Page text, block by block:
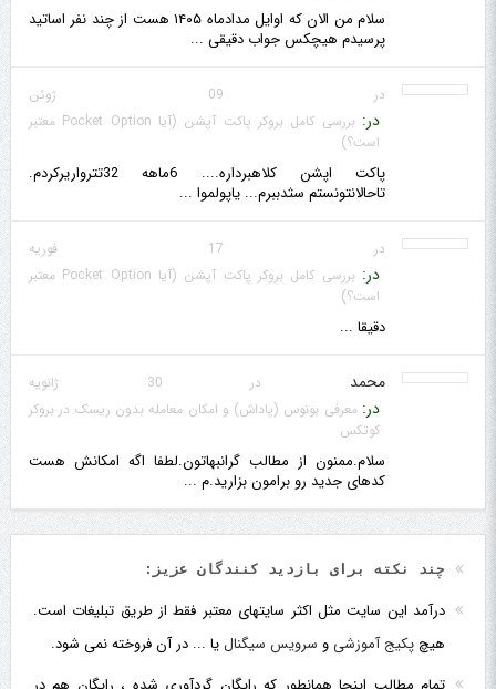
سلام من الان که اوایل مدادماه ۱۴۰۵ هست از چند نفر اساتید
پرسیدم هیچکس جواب دقیقی ...
در 09 ژوئن
در:
بررسی کامل بروکر پاکت آپشن (آیا Pocket Option معتبر
است؟)
پاکت اپشن کلاهبرداره.... 6ماهه 32تترواریرکردم.
تاحالانتونستم سثدببرم... یاپولموا ...
در 17 فوریه
در:
بررسی کامل بروکر پاکت آپشن (آیا Pocket Option معتبر
است؟)
دقیقا ...
محمد در 30 ژانویه
در:معرفی بونوس (پاداش) و امکان معامله بدون ریسک در بروکر
کوتکس
سلام.ممنون از مطالب گرانبهاتون.لطفا اگه امکانش هست
کدهای جدید رو برامون بزارید.م ...
چند نکته برای بازدید کنندگان عزیز:
درآمد این سایت مثل اکثر سایتهای معتبر فقط از طریق تبلیغات است.
هیچ پکیج آموزشیو سرویس سیگنال یا ... در آن فروخته نمی شود.